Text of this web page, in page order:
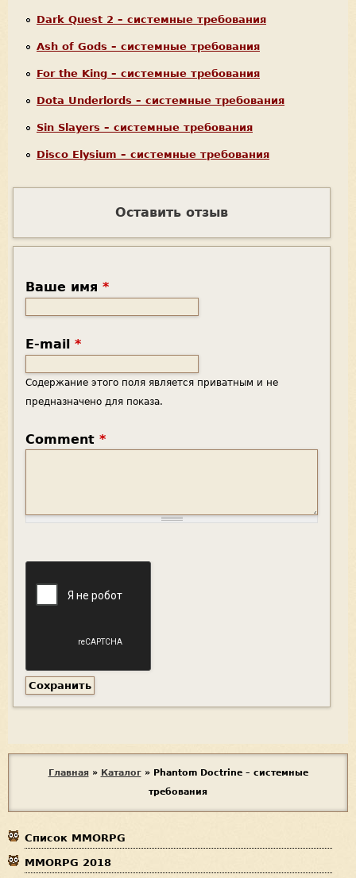
Dark Quest 2 – системные требования
Ash of Gods – системные требования
For the King – системные требования
Dota Underlords – системные требования
Sin Slayers – системные требования
Disco Elysium – системные требования
Оставить отзыв
Ваше имя *
E-mail *
Содержание этого поля является приватным и не
предназначено для показа.
Comment *
д
Главная » Каталог » Phantom Doctrine – системные
требования
Список MMORPG
MMORPG 2018